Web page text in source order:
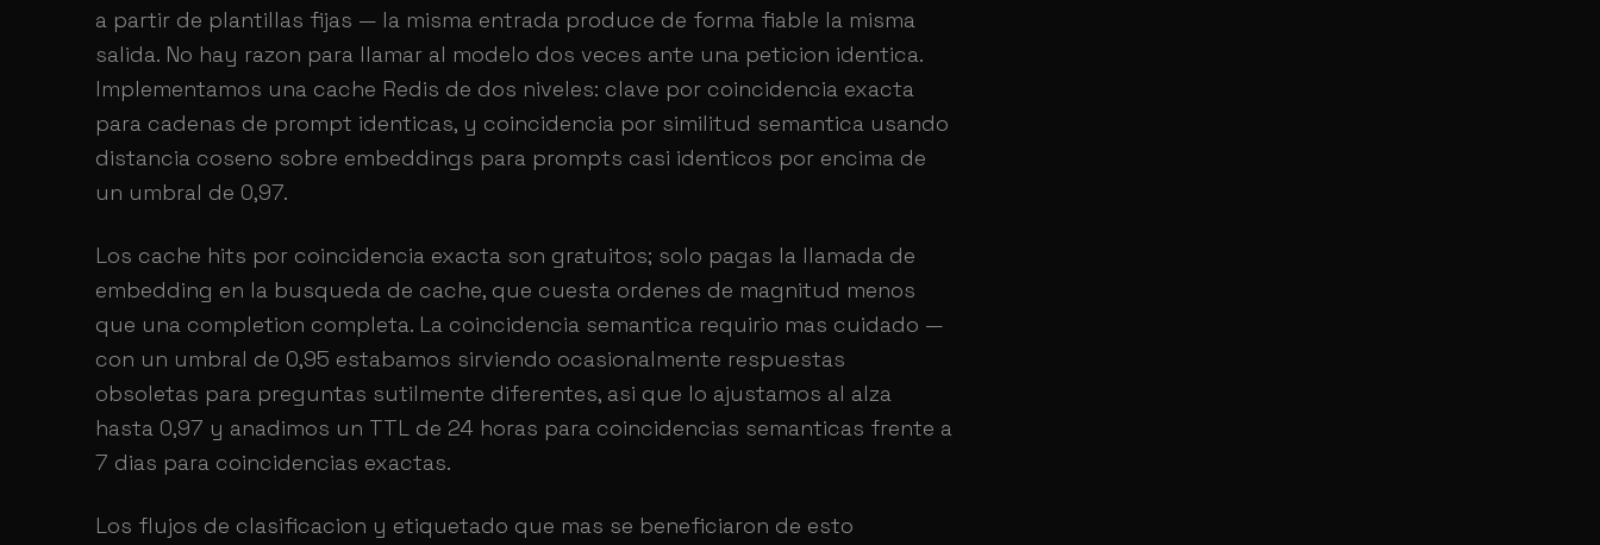
a partir de plantillas fijas — la misma entrada produce de forma fiable la misma
salida. No hay razon para llamar al modelo dos veces ante una peticion identica.
Implementamos una cache Redis de dos niveles: clave por coincidencia exacta
para cadenas de prompt identicas, y coincidencia por similitud semantica usando
distancia coseno sobre embeddings para prompts casi identicos por encima de
un umbral de 0,97.
Los cache hits por coincidencia exacta son gratuitos; solo pagas la llamada de
embedding en la busqueda de cache, que cuesta ordenes de magnitud menos
que una completion completa. La coincidencia semantica requirio mas cuidado —
con un umbral de 0,95 estabamos sirviendo ocasionalmente respuestas
obsoletas para preguntas sutilmente diferentes, asi que lo ajustamos al alza
hasta 0,97 y anadimos un TTL de 24 horas para coincidencias semanticas frente a
7 dias para coincidencias exactas.
Los flujos de clasificacion y etiquetado que mas se beneficiaron de esto